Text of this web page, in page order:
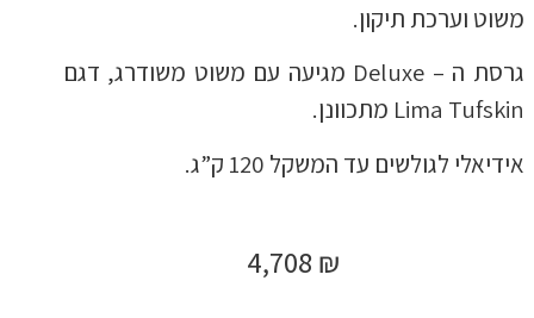
משוט וערכת תיקון.
גרסת ה – Deluxe מגיעה עם משוט משודרג, דגם
Lima Tufskin מתכוונן.
אידיאלי לגולשים עד המשקל 120 ק”ג.
4,708 ₪